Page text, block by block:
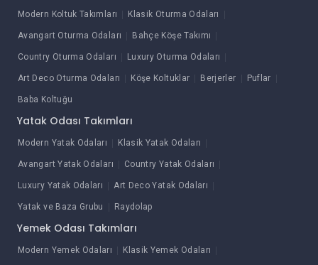
Modern Koltuk Takımları Klasik Oturma Odaları
Avangart Oturma Odaları Bahçe Köşe Takımı
Country Oturma Odaları Luxury Oturma Odaları
Art Deco Oturma Odaları Köşe Koltuklar Berjerler Puflar
Baba Koltuğu
Yatak Odası Takımları
Modern Yatak Odaları Klasik Yatak Odaları
Avangart Yatak Odaları Country Yatak Odaları
Luxury Yatak Odaları Art Deco Yatak Odaları
Yatak ve Baza Grubu Raydolap
Yemek Odası Takımları
Modern Yemek Odaları Klasik Yemek Odaları